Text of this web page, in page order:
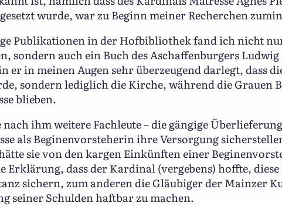
wurde, war zu Beginn meiner Recherchen
Publikationen in der Hofbibliothek fand ich nicht
auch ein Buch des Aschaffenburgers
er in meinen Augen sehr überzeugend darlegt, dass
sondern lediglich die Kirche, während die Grauen
blieben.
nach ihm weitere Fachleute – die gängige
als Beginenvorsteherin ihre Versorgung
sie von den kargen Einkünften einer
dass der Kardinal (vergebens) hoffte,
sichern, zum anderen die Gläubiger der Mainzer
seiner Schulden haftbar zu machen.